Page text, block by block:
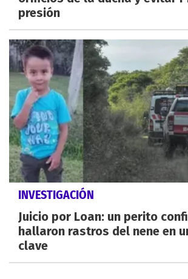
presión
INVESTIGACIÓN
Juicio por Loan: un perito
hallaron rastros del nene en
clave